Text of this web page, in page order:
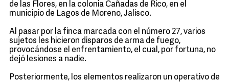
de las Flores, en la colonia Cañadas de Rico, en el
municipio de Lagos de Moreno, Jalisco.
Al pasar por la finca marcada con el número 27, varios
sujetos les hicieron disparos de arma de fuego,
provocándose el enfrentamiento, el cual, por fortuna, no
dejó lesiones a nadie.
Posteriormente, los elementos realizaron un operativo de